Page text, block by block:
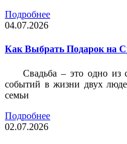
Подробнее
04.07.2026
Как Выбрать Подарок на
Свадьба – это одно из
событий в жизни двух
семьи
Подробнее
02.07.2026